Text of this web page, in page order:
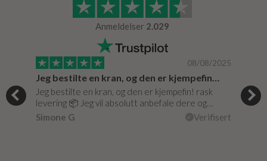
Anmeldelser 2.029
08/08/2025
Jeg bestilte en kran, og den er kjempefin…
Jeg bestilte en kran, og den er kjempefin! rask
levering 📦 Jeg vil absolutt anbefale dere og…
Simone G
Verifisert